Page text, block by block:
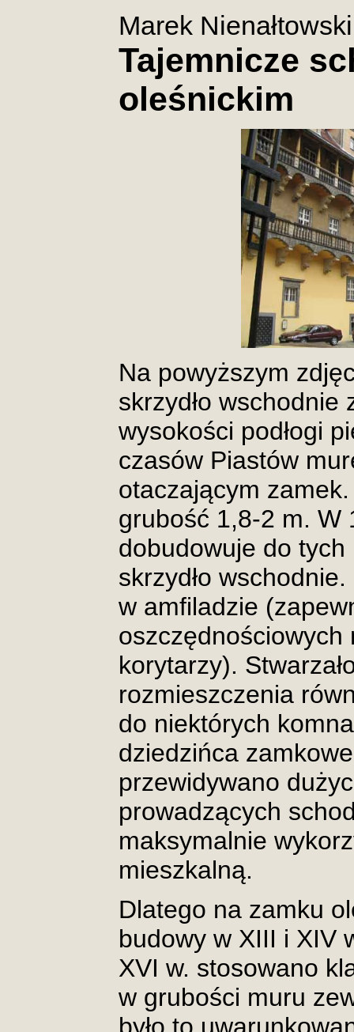
Marek Nienałtowski
Tajemnicze
oleśnickim
Na powyższym
skrzydło wschodnie
wysokości podłogi
czasów Piastów
otaczającym
grubość 1,8-2 m. W
dobudowuje do
skrzydło
w amfiladzie
oszczędnościowych
korytarzy).
rozmieszczenia
do niektórych
dziedzińca
przewidywano
prowadzących
maksymalnie
mieszkalną.
Dlatego na zamku
budowy w XIII i XIV
XVI w. stosowano
w grubości muru